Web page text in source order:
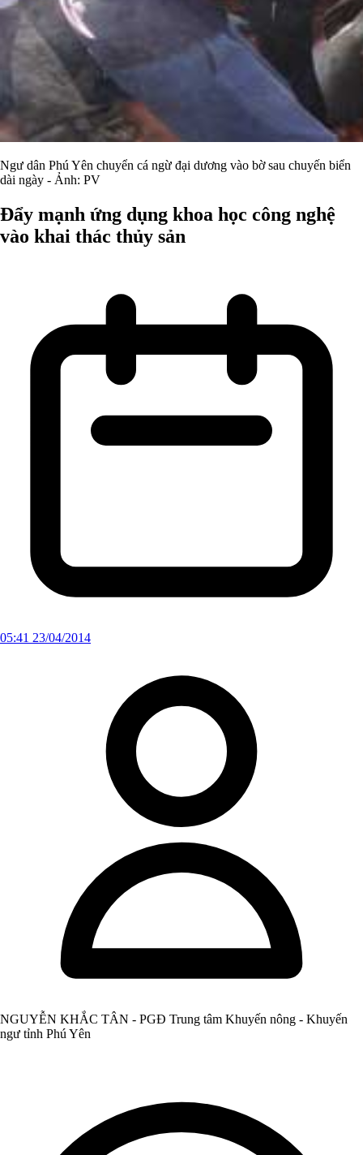
Ngư dân Phú Yên chuyển cá ngừ đại dương vào bờ sau chuyến biển
dài ngày - Ảnh: PV
Đẩy mạnh ứng dụng khoa học công nghệ
vào khai thác thủy sản
05:41 23/04/2014
NGUYỄN KHẮC TÂN - PGĐ Trung tâm Khuyến nông - Khuyến
ngư tỉnh Phú Yên